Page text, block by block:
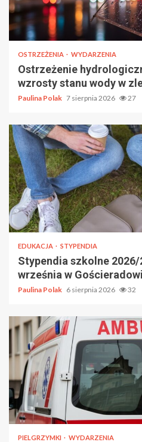
OSTRZEŻENIA WYDARZENIA
Ostrzeżenie
wzrosty stanu wody w
Paulina Polak 7 sierpnia 2026 27
EDUKACJA STYPENDIA
Stypendia szkolne
września w
Paulina Polak 6 sierpnia 2026 32
PIELGRZYMKI WYDARZENIA